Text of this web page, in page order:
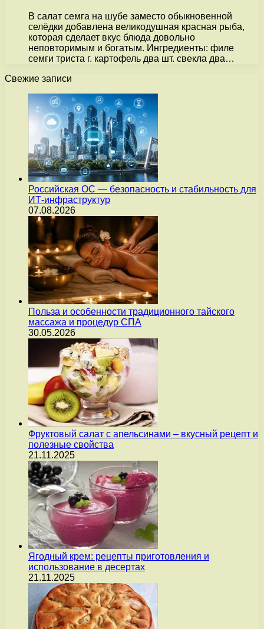
В салат семга на шубе заместо обыкновенной
селёдки добавлена великодушная красная рыба,
которая сделает вкус блюда довольно
неповторимым и богатым. Ингредиенты: филе
семги триста г. картофель два шт. свекла два…
Свежие записи
Российская ОС — безопасность и стабильность для
ИТ-инфраструктур
07.08.2026
Польза и особенности традиционного тайского
массажа и процедур СПА
30.05.2026
Фруктовый салат с апельсинами – вкусный рецепт и
полезные свойства
21.11.2025
Ягодный крем: рецепты приготовления и
использование в десертах
21.11.2025